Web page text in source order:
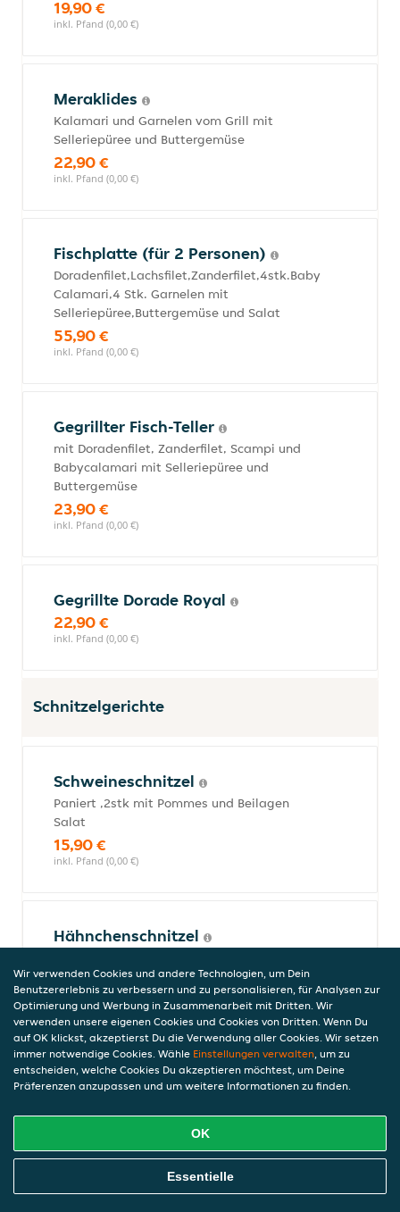
19,90 €
inkl. Pfand (0,00 €)
Meraklides
Kalamari und Garnelen vom Grill mit
Selleriepüree und Buttergemüse
22,90 €
inkl. Pfand (0,00 €)
Fischplatte (für 2 Personen)
Doradenfilet,Lachsfilet,Zanderfilet,4stk.Baby
Calamari,4 Stk. Garnelen mit
Selleriepüree,Buttergemüse und Salat
55,90 €
inkl. Pfand (0,00 €)
Gegrillter Fisch-Teller
mit Doradenfilet, Zanderfilet, Scampi und
Babycalamari mit Selleriepüree und
Buttergemüse
23,90 €
inkl. Pfand (0,00 €)
Gegrillte Dorade Royal
22,90 €
inkl. Pfand (0,00 €)
Schnitzelgerichte
Schweineschnitzel
Paniert ,2stk mit Pommes und Beilagen
Salat
15,90 €
inkl. Pfand (0,00 €)
Hähnchenschnitzel
Pommes dazu Beilagensalat
17,90 €
inkl. Pfand (0,00 €)
Beilagen
Briam
inkl. Pfand (0,00 €)
Online Essen Bestellen
Wir verwenden Cookies und andere Technologien, um Dein
Benutzererlebnis zu verbessern und zu personalisieren, für Analysen zur
Optimierung und Werbung in Zusammenarbeit mit Dritten. Wir
verwenden unsere eigenen Cookies und Cookies von Dritten. Wenn Du
auf OK klickst, akzeptierst Du die Verwendung aller Cookies. Wir setzen
immer notwendige Cookies. Wähle Einstellungen verwalten, um zu
entscheiden, welche Cookies Du akzeptieren möchtest, um Deine
Präferenzen anzupassen und um weitere Informationen zu finden.
OK
Essentielle